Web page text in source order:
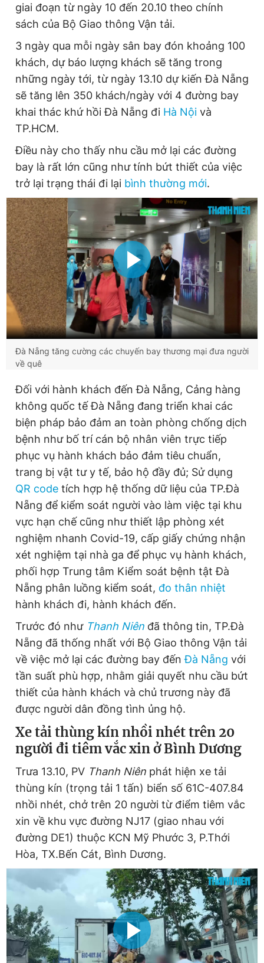
giai đoạn từ ngày 10 đến 20.10 theo chính
sách của Bộ Giao thông Vận tải.
3 ngày qua mỗi ngày sân bay đón khoảng 100
khách, dự báo lượng khách sẽ tăng trong
những ngày tới, từ ngày 13.10 dự kiến Đà Nẵng
sẽ tăng lên 350 khách/ngày với 4 đường bay
khai thác khứ hồi Đà Nẵng đi Hà Nội và
TP.HCM.
Điều này cho thấy nhu cầu mở lại các đường
bay là rất lớn cũng như tính bứt thiết của việc
trở lại trạng thái đi lại bình thường mới.
Đà Nẵng tăng cường các chuyến bay thương mại đưa người
về quê
Đối với hành khách đến Đà Nẵng, Cảng hàng
không quốc tế Đà Nẵng đang triển khai các
biện pháp bảo đảm an toàn phòng chống dịch
bệnh như bố trí cán bộ nhân viên trực tiếp
phục vụ hành khách bảo đảm tiêu chuẩn,
trang bị vật tư y tế, bảo hộ đầy đủ; Sử dụng
QR code tích hợp hệ thống dữ liệu của TP.Đà
Nẵng để kiểm soát người vào làm việc tại khu
vực hạn chế cũng như thiết lập phòng xét
nghiệm nhanh Covid-19, cấp giấy chứng nhận
xét nghiệm tại nhà ga để phục vụ hành khách,
phối hợp Trung tâm Kiểm soát bệnh tật Đà
Nẵng phân luồng kiểm soát, đo thân nhiệt
hành khách đi, hành khách đến.
Trước đó như Thanh Niên đã thông tin, TP.Đà
Nẵng đã thống nhất với Bộ Giao thông Vận tải
về việc mở lại các đường bay đếnĐà Nẵng với
tần suất phù hợp, nhằm giải quyết nhu cầu bứt
thiết của hành khách và chủ trương này đã
được người dân đồng tình ủng hộ.
Xe tải thùng kín nhồi nhét trên 20
người đi tiêm vắc xin ở Bình Dương
Trưa 13.10, PV Thanh Niên phát hiện xe tải
thùng kín (trọng tải 1 tấn) biển số 61C-407.84
nhồi nhét, chở trên 20 người từ điểm tiêm vắc
xin về khu vực đường NJ17 (giao nhau với
đường DE1) thuộc KCN Mỹ Phước 3, P.Thới
Hòa, TX.Bến Cát, Bình Dương.